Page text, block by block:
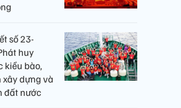
số 23-
huy
kiều bào,
xây dựng và
đất nước